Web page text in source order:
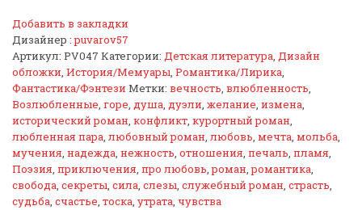
Добавить в закладки
Дизайнер :puvarov57
Артикул: PV047 Категории: Детская литература, Дизайн
обложки, История/Мемуары, Романтика/Лирика,
Фантастика/Фэнтези Метки: вечность, влюбленность,
Возлюбленные, горе, душа, дуэли, желание, измена,
исторический роман, конфликт, курортный роман,
любленная пара, любовный роман, любовь, мечта, мольба,
мучения, надежда, нежность, отношения, печаль, пламя,
Поэзия, приключения, про любовь,роман,романтика,
свобода, секреты, сила, слезы, служебный роман, страсть,
судьба, счастье, тоска, утрата, чувства